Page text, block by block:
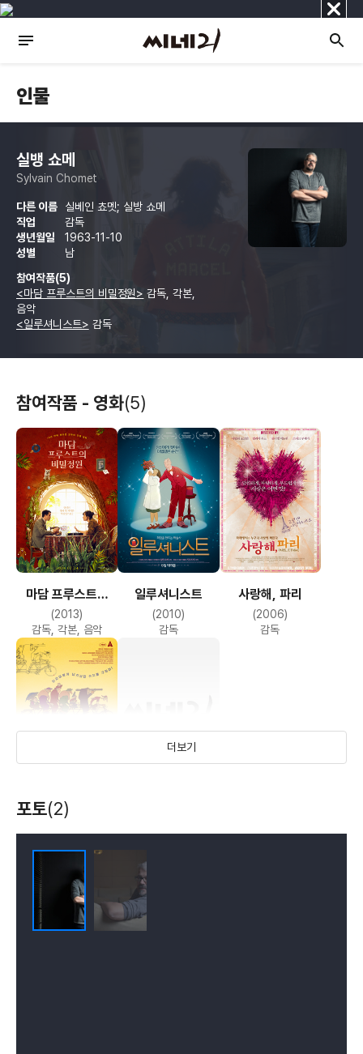
닫
기
인물
실뱅 쇼메
Sylvain Chomet
다른 이름
실베인 쵸멧; 실방 쇼메
직업
감독
생년월일
1963-11-10
성별
남
참여작품(5)
<마담 프루스트의 비밀정원> 감독, 각본,
음악
<일루셔니스트> 감독
참여작품 - 영화(5)
마담 프루스트의
비밀정원
(2013)
감독, 각본, 음악
일루셔니스트
(2010)
감독
사랑해, 파리
(2006)
감독
벨빌의 세 쌍둥이
더보기
포토(2)